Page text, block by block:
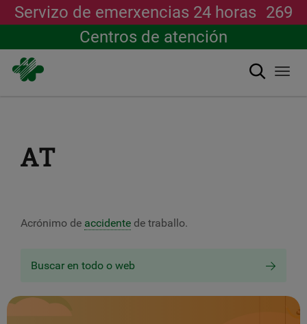
Servizo de emerxencias 24 horas 269
Centros de atención
Buscar
AT
Acrónimo de accidente de traballo.
Buscar en todo o web